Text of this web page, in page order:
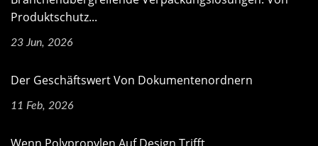
Produktschutz...
23 Jun, 2026
Der Geschäftswert Von Dokumentenordnern
11 Feb, 2026